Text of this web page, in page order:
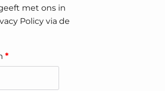
met ons in
Policy via de
*